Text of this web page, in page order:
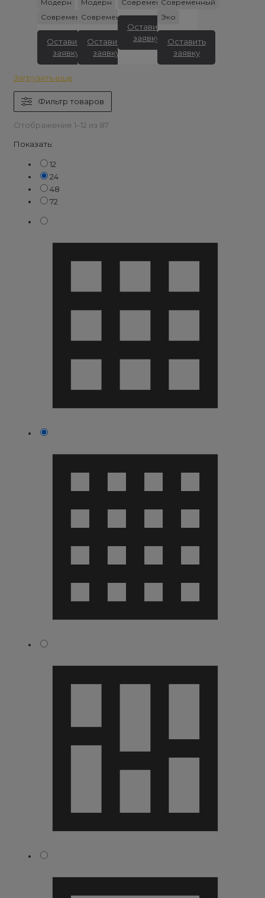
Модерн
Современный
Оставить
заявку
Модерн
Современный
Оставить
заявку
Современный
Оставить
заявку
Современный
Эко
Оставить
заявку
Загрузить еще
Фильтр товаров
Отображение 1–12 из 87
Показать:
12
24
48
72